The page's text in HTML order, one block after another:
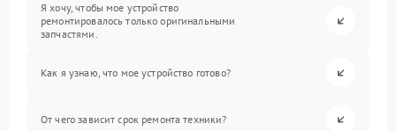
Я хочу, чтобы мое устройство
ремонтировалось только оригинальными
запчастями.
Как я узнаю, что мое устройство готово?
От чего зависит срок ремонта техники?